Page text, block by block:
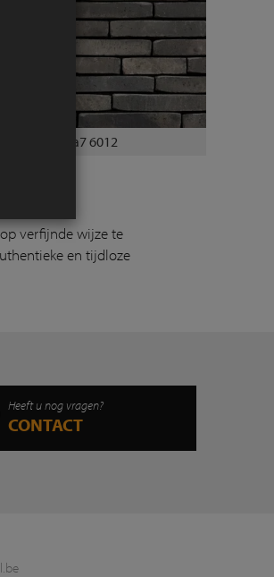
linea7 6012
verfijnde wijze te
en tijdloze
Heeft u nog vragen?
CONTACT